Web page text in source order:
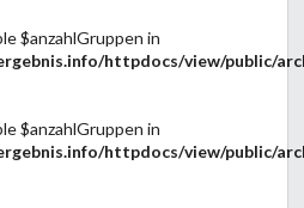
$anzahlGruppen in
httpdocs/view/public/
$anzahlGruppen in
httpdocs/view/public/